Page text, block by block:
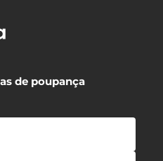
de poupança